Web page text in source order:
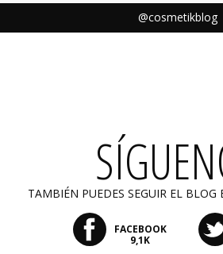
@cosmetikblog
TAMBIÉN PUEDES SEGUIR EL BLOG
FACEBOOK
9,1K